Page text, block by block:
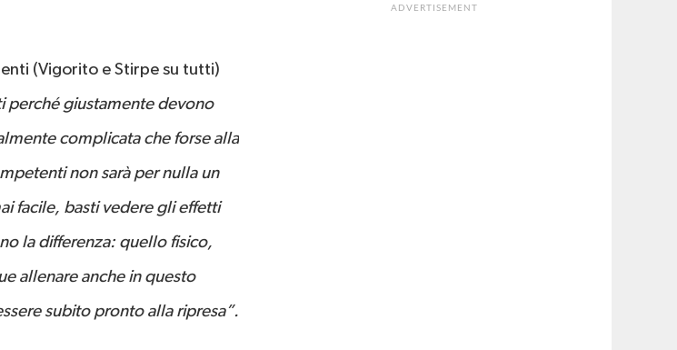
(Vigorito e Stirpe su tutti)
perché giustamente devono
complicata che forse alla
non sarà per nulla un
facile, basti vedere gli effetti
la differenza: quello fisico,
allenare anche in questo
subito pronto alla ripresa”.
ADVERTISEMENT